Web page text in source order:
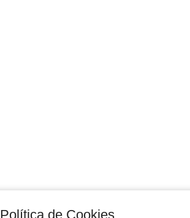
Política de Cookies